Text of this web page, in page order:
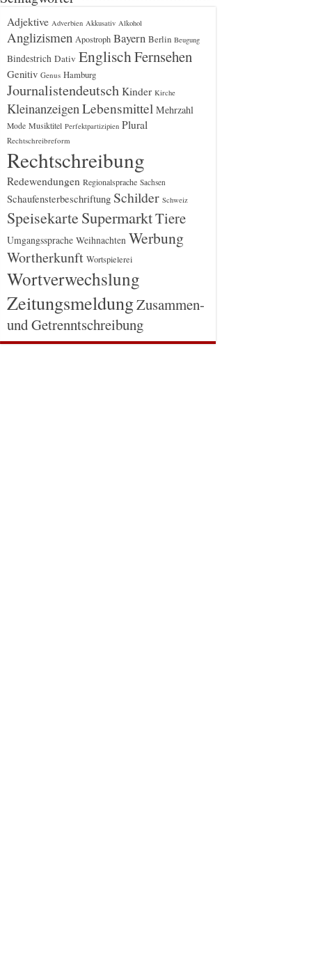
Adjektive Adverbien Akkusativ Alkohol
Anglizismen Apostroph Bayern Berlin Beugung
Bindestrich Dativ EnglischFernsehen
Genitiv Genus Hamburg
Journalistendeutsch Kinder Kirche
Kleinanzeigen Lebensmittel Mehrzahl
Mode Musiktitel Perfektpartizipien Plural
Rechtschreibreform
Rechtschreibung
Redewendungen Regionalsprache Sachsen
Schaufensterbeschriftung Schilder Schweiz
Speisekarte SupermarktTiere
Umgangssprache Weihnachten Werbung
Wortherkunft Wortspielerei
Wortverwechslung
ZeitungsmeldungZusammen-
und Getrenntschreibung